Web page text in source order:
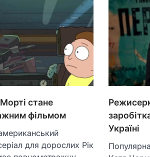
Морті стане
фільмом
для дорослих Рік
Україні